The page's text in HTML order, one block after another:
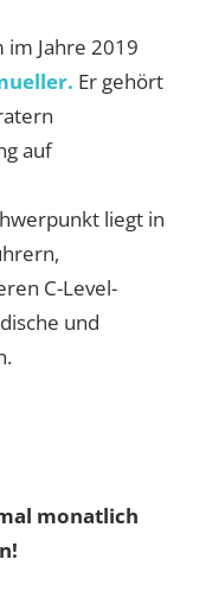
Jahre 2019
Er gehört
auf
liegt in
C-Level-
und
monatlich